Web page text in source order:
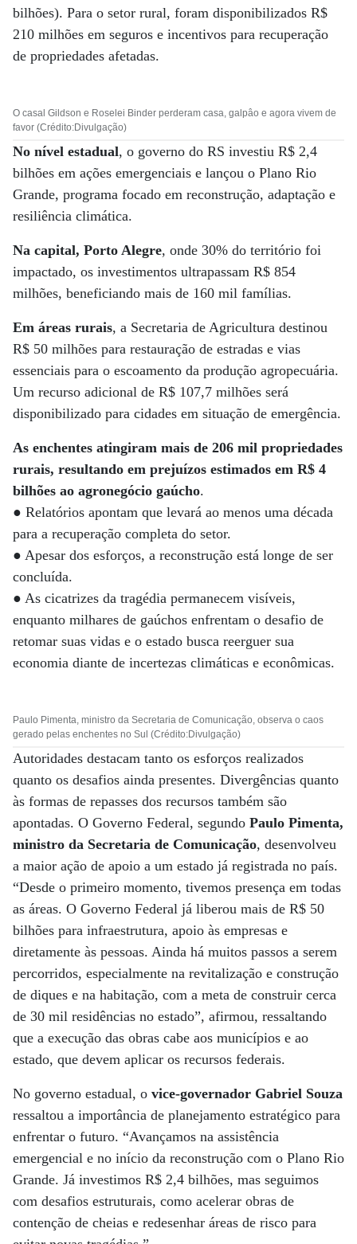
bilhões). Para o setor rural, foram disponibilizados R$
210 milhões em seguros e incentivos para recuperação
de propriedades afetadas.
O casal Gildson e Roselei Binder perderam casa, galpâo e agora vivem de
favor (Crédito:Divulgação)
No nível estadual, o governo do RS investiu R$ 2,4
bilhões em ações emergenciais e lançou o Plano Rio
Grande, programa focado em reconstrução, adaptação e
resiliência climática.
Na capital, Porto Alegre, onde 30% do território foi
impactado, os investimentos ultrapassam R$ 854
milhões, beneficiando mais de 160 mil famílias.
Em áreas rurais, a Secretaria de Agricultura destinou
R$ 50 milhões para restauração de estradas e vias
essenciais para o escoamento da produção agropecuária.
Um recurso adicional de R$ 107,7 milhões será
disponibilizado para cidades em situação de emergência.
As enchentes atingiram mais de 206 mil propriedades
rurais, resultando em prejuízos estimados em R$ 4
bilhões ao agronegócio gaúcho.
● Relatórios apontam que levará ao menos uma década
para a recuperação completa do setor.
● Apesar dos esforços, a reconstrução está longe de ser
concluída.
● As cicatrizes da tragédia permanecem visíveis,
enquanto milhares de gaúchos enfrentam o desafio de
retomar suas vidas e o estado busca reerguer sua
economia diante de incertezas climáticas e econômicas.
Paulo Pimenta, ministro da Secretaria de Comunicação, observa o caos
gerado pelas enchentes no Sul (Crédito:Divulgação)
Autoridades destacam tanto os esforços realizados
quanto os desafios ainda presentes. Divergências quanto
às formas de repasses dos recursos também são
apontadas. O Governo Federal, segundo Paulo Pimenta,
ministro da Secretaria de Comunicação, desenvolveu
a maior ação de apoio a um estado já registrada no país.
“Desde o primeiro momento, tivemos presença em todas
as áreas. O Governo Federal já liberou mais de R$ 50
bilhões para infraestrutura, apoio às empresas e
diretamente às pessoas. Ainda há muitos passos a serem
percorridos, especialmente na revitalização e construção
de diques e na habitação, com a meta de construir cerca
de 30 mil residências no estado”, afirmou, ressaltando
que a execução das obras cabe aos municípios e ao
estado, que devem aplicar os recursos federais.
No governo estadual, o vice-governador Gabriel Souza
ressaltou a importância de planejamento estratégico para
enfrentar o futuro. “Avançamos na assistência
emergencial e no início da reconstrução com o Plano Rio
Grande. Já investimos R$ 2,4 bilhões, mas seguimos
com desafios estruturais, como acelerar obras de
contenção de cheias e redesenhar áreas de risco para